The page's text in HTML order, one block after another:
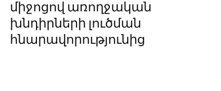
միջոցով առողջական
խնդիրների լուծման
հնարավորությունից